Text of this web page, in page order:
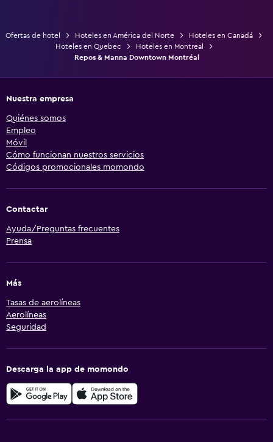
Ofertas de hotel Hoteles en América del Norte
Hoteles en Canadá
Hoteles en Quebec
Hoteles en Montreal
Repos & Manna Downtown Montréal
Nuestra empresa
Quiénes somos
Empleo
Móvil
Cómo funcionan nuestros servicios
Códigos promocionales momondo
Contactar
Ayuda/Preguntas frecuentes
Prensa
Más
Tasas de aerolíneas
Aerolíneas
Seguridad
Descarga la app de momondo